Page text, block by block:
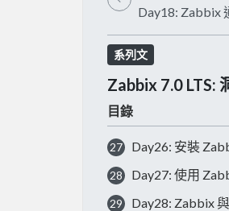
Day18: Zabbix
系列文
Zabbix 7.0 LTS:
目錄
27 Day26: 安裝
28 Day27: 使用
29 Day28: Zabbix